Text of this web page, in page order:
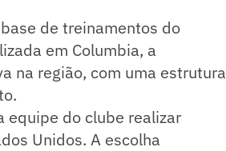
de treinamentos do
em Columbia, a
na região, com uma estrutura
equipe do clube realizar
Unidos. A escolha